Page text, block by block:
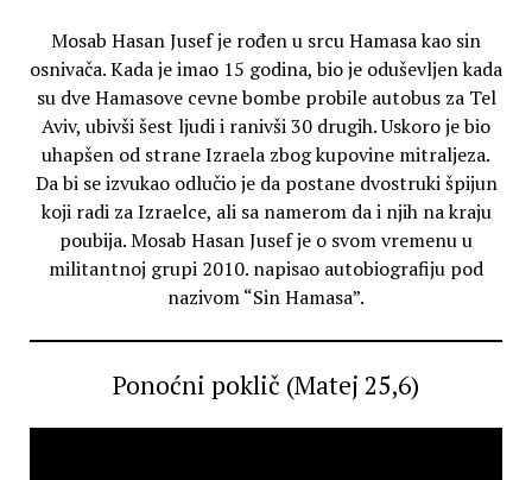
Mosab Hasan Jusef je rođen u srcu Hamasa kao sin
osnivača. Kada je imao 15 godina, bio je oduševljen kada
su dve Hamasove cevne bombe probile autobus za Tel
Aviv, ubivši šest ljudi i ranivši 30 drugih. Uskoro je bio
uhapšen od strane Izraela zbog kupovine mitraljeza.
Da bi se izvukao odlučio je da postane dvostruki špijun
koji radi za Izraelce, ali sa namerom da i njih na kraju
poubija. Mosab Hasan Jusef je o svom vremenu u
militantnoj grupi 2010. napisao autobiografiju pod
nazivom “Sin Hamasa”.
Ponoćni poklič (Matej 25,6)